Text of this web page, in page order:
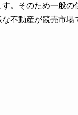
。そのため一般の
不動産が競売市場